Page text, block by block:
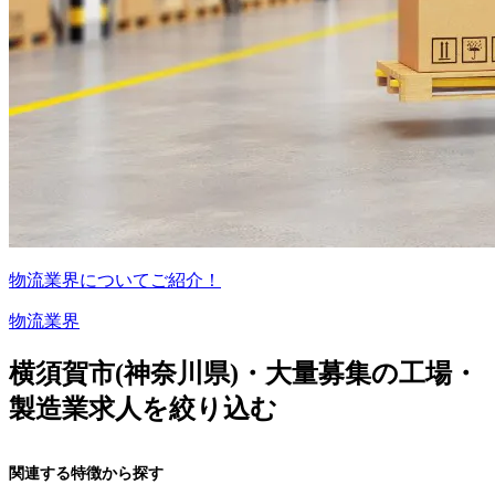
物流業界についてご紹介！
物流業界
横須賀市(神奈川県)・大量募集の工場・
製造業求人を絞り込む
関連する特徴から探す